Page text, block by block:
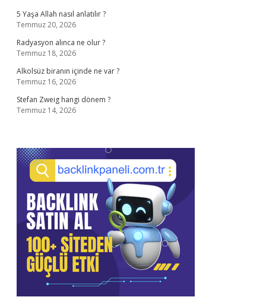
5 Yaşa Allah nasıl anlatılır ?
Temmuz 20, 2026
Radyasyon alınca ne olur ?
Temmuz 18, 2026
Alkolsüz biranın içinde ne var ?
Temmuz 16, 2026
Stefan Zweig hangi dönem ?
Temmuz 14, 2026